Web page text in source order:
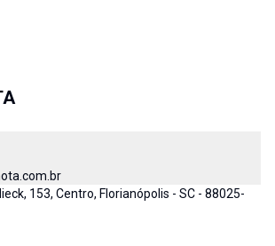
153, Centro, Florianópolis - SC - 88025-